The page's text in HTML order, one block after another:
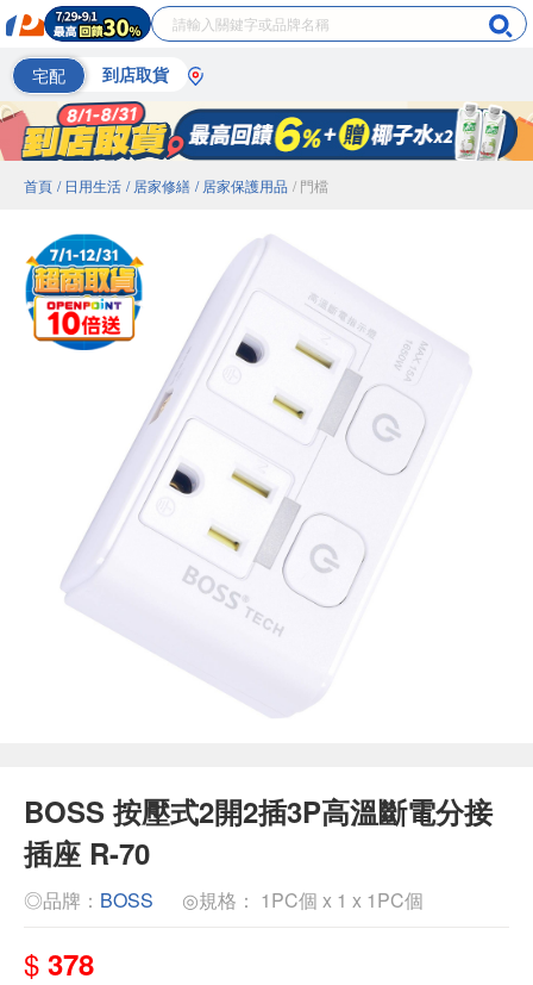
宅配 到店取貨
首頁 / 日用生活 / 居家修繕 / 居家保護用品 / 門檔
BOSS 按壓式2開2插3P高溫斷電分接
插座 R-70
◎品牌： BOSS ◎規格： 1PC個 x 1 x 1PC個
$ 378